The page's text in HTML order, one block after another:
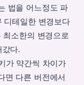
법을 어느정도 파
디테일한 변경보다
최소한의 변경으로
다.
가 약간씩 차이가
면 다른 버전에서